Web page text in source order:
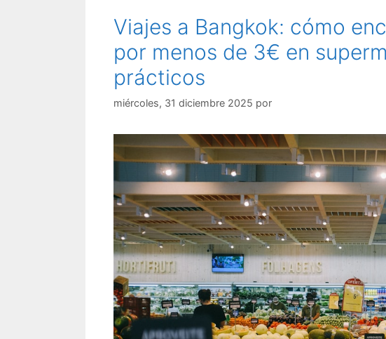
Viajes a Bangkok: cómo
por menos de 3€ en
prácticos
miércoles, 31 diciembre 2025 por